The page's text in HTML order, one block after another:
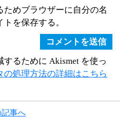
めブラウザーに自分の名
を保存する。
るために Akismet を使っ
の処理方法の詳細はこちら
記事へ